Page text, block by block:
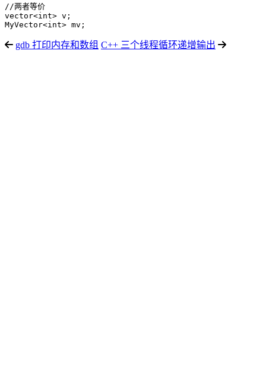
//两者等价
vector<int> v;
gdb 打印内存和数组 C++ 三个线程循环递增输出